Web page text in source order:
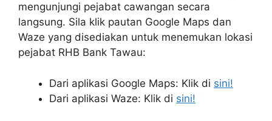
mengunjungi pejabat cawangan secara
langsung. Sila klik pautan Google Maps dan
Waze yang disediakan untuk menemukan lokasi
pejabat RHB Bank Tawau:
Dari aplikasi Google Maps: Klik di sini!
Dari aplikasi Waze: Klik di sini!